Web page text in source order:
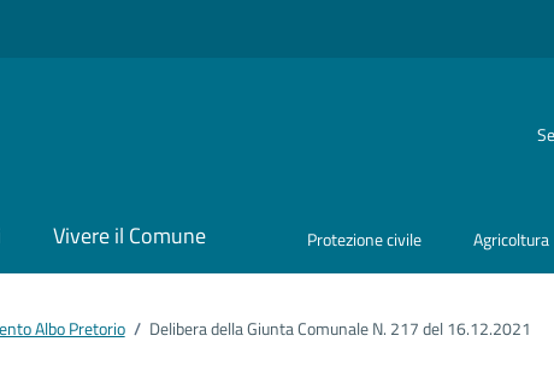
Vivere il Comune Protezione civile Agricoltura
Albo Pretorio / Delibera della Giunta Comunale N. 217 del 16.12.2021